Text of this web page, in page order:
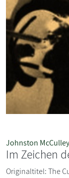
Johnston McCulley
Im Zeichen
Originaltitel: The